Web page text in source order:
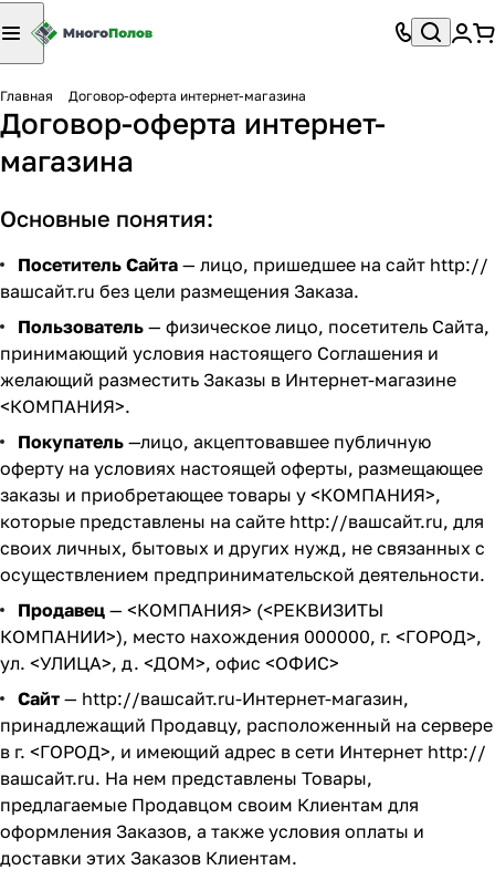
Главная Договор-оферта интернет-магазина
Договор-оферта интернет-
магазина
Основные понятия:
Посетитель Сайта — лицо, пришедшее на сайт http://
вашсайт.ru без цели размещения Заказа.
Пользователь — физическое лицо, посетитель Сайта,
принимающий условия настоящего Соглашения и
желающий разместить Заказы в Интернет-магазине
<КОМПАНИЯ>.
Покупатель —лицо, акцептовавшее публичную
оферту на условиях настоящей оферты, размещающее
заказы и приобретающее товары у <КОМПАНИЯ>,
которые представлены на сайте http://вашсайт.ru, для
своих личных, бытовых и других нужд, не связанных с
осуществлением предпринимательской деятельности.
Продавец — <КОМПАНИЯ> (<РЕКВИЗИТЫ
КОМПАНИИ>), место нахождения 000000, г. <ГОРОД>,
ул. <УЛИЦА>, д. <ДОМ>, офис <ОФИС>
Сайт — http://вашсайт.ru-Интернет-магазин,
принадлежащий Продавцу, расположенный на сервере
в г. <ГОРОД>, и имеющий адрес в сети Интернет http://
вашсайт.ru. На нем представлены Товары,
предлагаемые Продавцом своим Клиентам для
оформления Заказов, а также условия оплаты и
доставки этих Заказов Клиентам.